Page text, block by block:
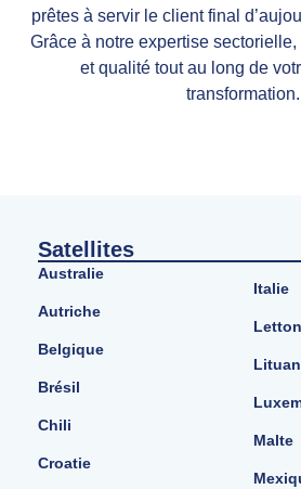
prêtes à servir le client final
Grâce à notre expertise
et qualité tout au long de
transformation.
Satellites
Australie
Autriche
Belgique
Brésil
Chili
Croatie
Italie
Malte